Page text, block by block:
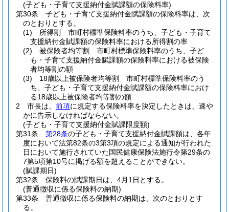
(子ども・子育て支援納付金賦課額の保険料率)
第30条
子ども・子育て支援納付金賦課額の保険料率は、次
のとおりとする。
(1)
所得割 市町村標準保険料率のうち、子ども・子育て
支援納付金賦課額の保険料率における所得割の率
(2)
被保険者均等割 市町村標準保険料率のうち、子ど
も・子育て支援納付金賦課額の保険料率における被保険
者均等割の額
(3)
18歳以上被保険者均等割 市町村標準保険料率のう
ち、子ども・子育て支援納付金賦課額の保険料率におけ
る18歳以上被保険者均等割の額
2
市長は、 前項に規定する保険料率を決定したときは、速や
かに告示しなければならない。
(子ども・子育て支援納付金賦課限度額)
第31条
第28条の子ども・子育て支援納付金賦課額は、各年
度において法第82条の3第3項の規定による通知が行われた
日において施行されていた国民健康保険法施行令第29条の
7第5項第10号に掲げる額を超えることができない。
(賦課期日)
第32条
保険料の賦課期日は、4月1日とする。
(普通徴収に係る保険料の納期)
第33条
普通徴収に係る保険料の納期は、次のとおりとす
る。